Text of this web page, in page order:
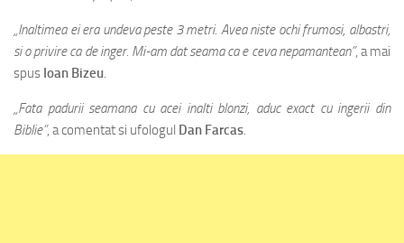
„Inaltimea ei era undeva peste 3 metri. Avea niste ochi frumosi, albastri,
si o privire ca de inger. Mi-am dat seama ca e ceva nepamantean”, a mai
spus Ioan Bizeu.
„Fata padurii seamana cu acei inalti blonzi, aduc exact cu ingerii din
Biblie”, a comentat si ufologul Dan Farcas.